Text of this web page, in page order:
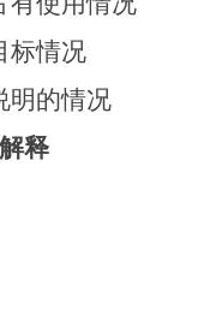
标情况
明的情况
释